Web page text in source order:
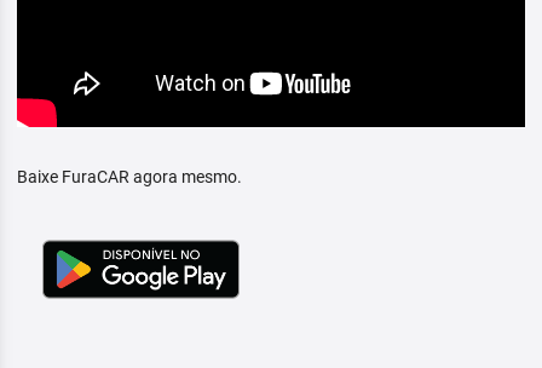
Baixe FuraCAR agora mesmo.